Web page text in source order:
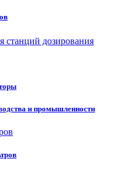
дозирования
и промышленности